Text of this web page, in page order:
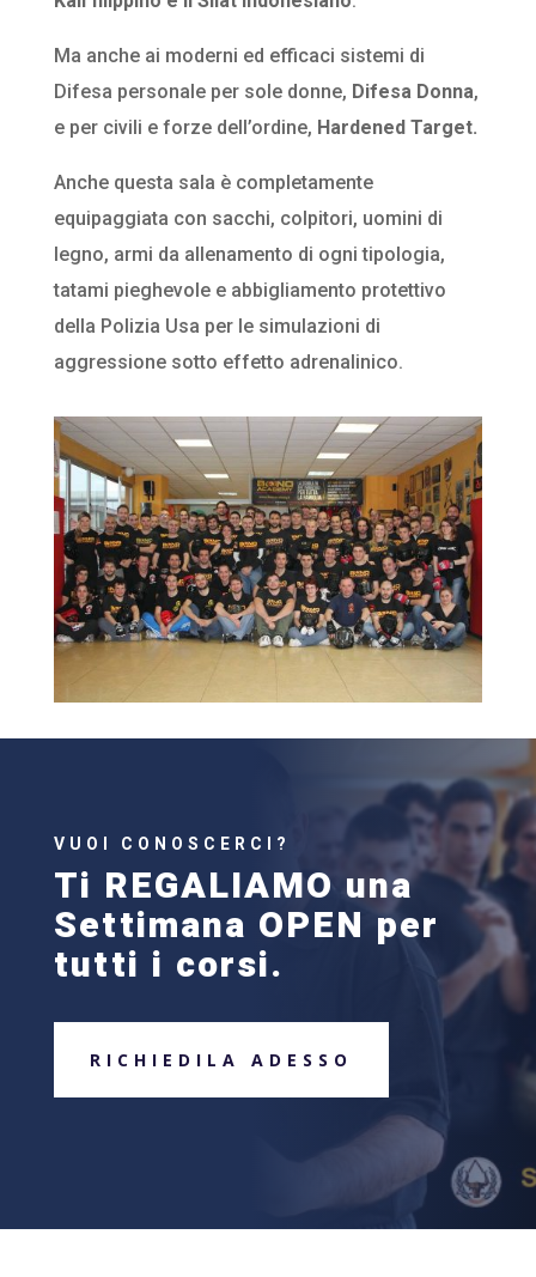
Ma anche ai moderni ed efficaci sistemi di
Difesa personale per sole donne, Difesa Donna,
e per civili e forze dell’ordine, Hardened Target.
Anche questa sala è completamente
equipaggiata con sacchi, colpitori, uomini di
legno, armi da allenamento di ogni tipologia,
tatami pieghevole e abbigliamento protettivo
della Polizia Usa per le simulazioni di
aggressione sotto effetto adrenalinico.
VUOI CONOSCERCI?
Ti REGALIAMO una
Settimana OPEN per
tutti i corsi.
RICHIEDILA ADESSO